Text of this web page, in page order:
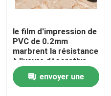
film de meubles de PVC
Plancher de LVT
le film d'impression de
PVC de 0.2mm
marbrent la résistance
à l'usure décorative
stratifiée imperméable
envoyer une